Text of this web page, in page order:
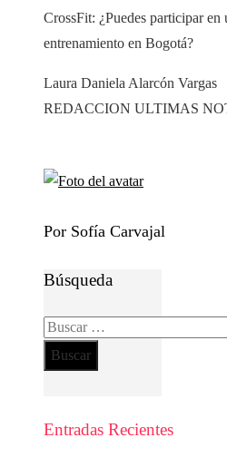
CrossFit: ¿Puedes participar en
entrenamiento en Bogotá?
Laura Daniela Alarcón Vargas
REDACCION ULTIMAS
Por Sofía Carvajal
Búsqueda
Buscar:
Entradas Recientes